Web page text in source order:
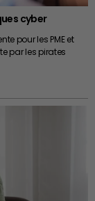
entreprise peut
ou de
manifestement
et parfois
volontiers
cyber
pour les PME et
par les pirates